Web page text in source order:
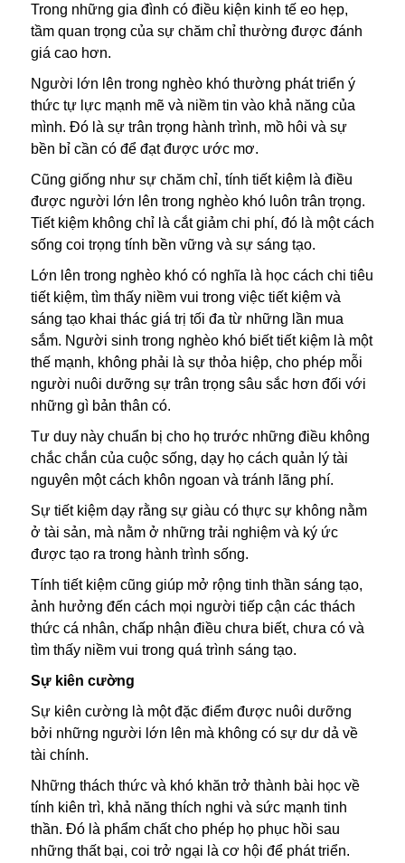
Trong những gia đình có điều kiện kinh tế eo hẹp,
tầm quan trọng của sự chăm chỉ thường được đánh
giá cao hơn.
Người lớn lên trong nghèo khó thường phát triển ý
thức tự lực mạnh mẽ và niềm tin vào khả năng của
mình. Đó là sự trân trọng hành trình, mồ hôi và sự
bền bỉ cần có để đạt được ước mơ.
Cũng giống như sự chăm chỉ, tính tiết kiệm là điều
được người lớn lên trong nghèo khó luôn trân trọng.
Tiết kiệm không chỉ là cắt giảm chi phí, đó là một cách
sống coi trọng tính bền vững và sự sáng tạo.
Lớn lên trong nghèo khó có nghĩa là học cách chi tiêu
tiết kiệm, tìm thấy niềm vui trong việc tiết kiệm và
sáng tạo khai thác giá trị tối đa từ những lần mua
sắm. Người sinh trong nghèo khó biết tiết kiệm là một
thế mạnh, không phải là sự thỏa hiệp, cho phép mỗi
người nuôi dưỡng sự trân trọng sâu sắc hơn đối với
những gì bản thân có.
Tư duy này chuẩn bị cho họ trước những điều không
chắc chắn của cuộc sống, dạy họ cách quản lý tài
nguyên một cách khôn ngoan và tránh lãng phí.
Sự tiết kiệm dạy rằng sự giàu có thực sự không nằm
ở tài sản, mà nằm ở những trải nghiệm và ký ức
được tạo ra trong hành trình sống.
Tính tiết kiệm cũng giúp mở rộng tinh thần sáng tạo,
ảnh hưởng đến cách mọi người tiếp cận các thách
thức cá nhân, chấp nhận điều chưa biết, chưa có và
tìm thấy niềm vui trong quá trình sáng tạo.
Sự kiên cường
Sự kiên cường là một đặc điểm được nuôi dưỡng
bởi những người lớn lên mà không có sự dư dả về
tài chính.
Những thách thức và khó khăn trở thành bài học về
tính kiên trì, khả năng thích nghi và sức mạnh tinh
thần. Đó là phẩm chất cho phép họ phục hồi sau
những thất bại, coi trở ngại là cơ hội để phát triển.